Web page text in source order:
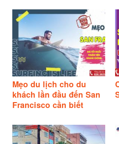
Mẹo du lịch cho du
khách lần đầu đến San
Francisco cần biết